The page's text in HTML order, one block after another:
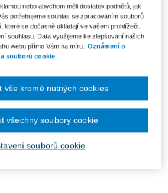
2020
nebo abychom měli dostatek podnětů, jak
potřebujeme souhlas se zpracováním souborů
které se dočasně ukládají ve vašem prohlížeči.
souhlasu. Data využijeme ke zlepšování našich
webu přímo Vám na míru.
Oznámení o
souborů cookie
souborů cookie
vše kromě nutných cookies
všechny soubory cookie